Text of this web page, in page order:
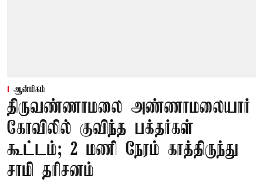
ஆன்மிகம்
திருவண்ணாமலை அண்ணாமலையார்
கோவிலில் குவிந்த பக்தர்கள்
கூட்டம்; 2 மணி நேரம் காத்திருந்து
சாமி தரிசனம்